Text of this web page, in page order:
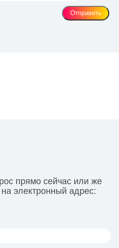
прямо сейчас или же
электронный адрес: